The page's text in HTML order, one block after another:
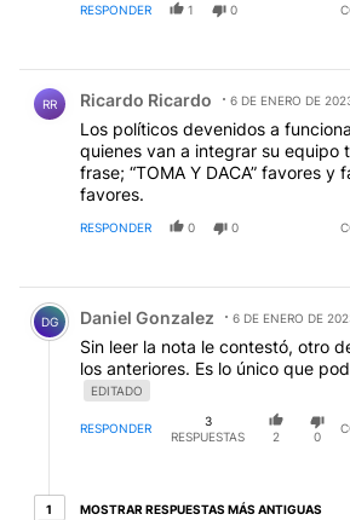
definidamente), habría que
sí un suicidio ya que el "gallego"
y lo mandó a hablar con Máximo
uno cualquiera. Esto, unido a
hundió el ego del tres veces
ya no sería presidente, se mandó
desde atrás y con un Volvo top
vehículo. Por algo cerraron el
Sorprende la designación de
mansito y obediente. La cara lo
RESPONDER 1 0
RR Ricardo Ricardo 6 DE ENERO DE
Los políticos devenidos a
quienes van a integrar su equipo
frase; “TOMA Y DACA” favores y
favores.
RESPONDER 0 0
Comentario de Daniel Gonzalez.
DG Daniel Gonzalez 6 DE ENERO DE
Sin leer la nota le contestó, otro
los anteriores. Es lo único que
EDITADO
RESPONDER
3
RESPUESTAS
2 0
11 respuesta más antiguas
MOSTRAR RESPUESTAS MÁS ANTIGUAS